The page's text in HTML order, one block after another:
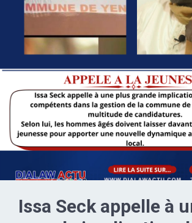
Issa Seck appelle à